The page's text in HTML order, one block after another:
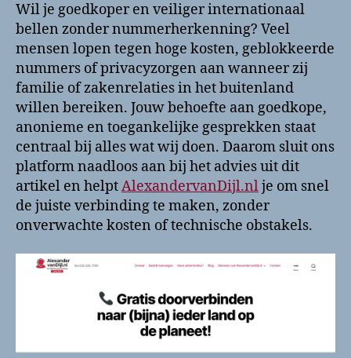
Wil je goedkoper en veiliger internationaal
bellen zonder nummerherkenning? Veel
mensen lopen tegen hoge kosten, geblokkeerde
nummers of privacyzorgen aan wanneer zij
familie of zakenrelaties in het buitenland
willen bereiken. Jouw behoefte aan goedkope,
anonieme en toegankelijke gesprekken staat
centraal bij alles wat wij doen. Daarom sluit ons
platform naadloos aan bij het advies uit dit
artikel en helptAlexandervanDijl.nlje om snel
de juiste verbinding te maken, zonder
onverwachte kosten of technische obstakels.